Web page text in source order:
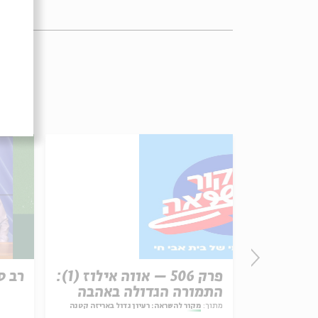
רב
פרק 506 – אווה אילוז (1):
התמורה הגדולה באהבה
מתוך: מקור להשראה: רעיון גדול באריזה קטנה